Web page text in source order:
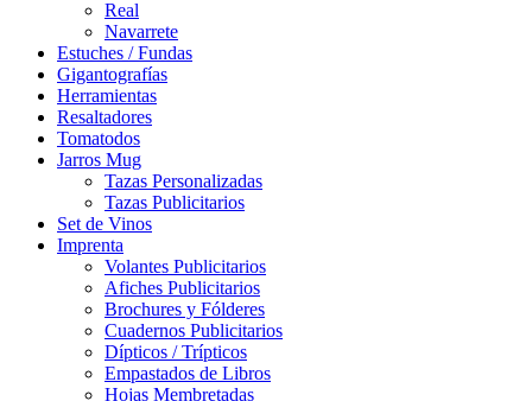
Real
Navarrete
Estuches / Fundas
Gigantografías
Herramientas
Resaltadores
Tomatodos
Jarros Mug
Tazas Personalizadas
Tazas Publicitarios
Set de Vinos
Imprenta
Volantes Publicitarios
Afiches Publicitarios
Brochures y Fólderes
Cuadernos Publicitarios
Dípticos / Trípticos
Empastados de Libros
Hojas Membretadas